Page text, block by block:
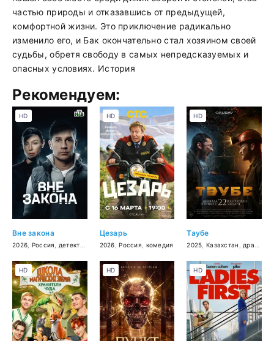
частью природы и отказавшись от предыдущей,
комфортной жизни. Это приключение радикально
изменило его, и Бак окончательно стал хозяином своей
судьбы, обретя свободу в самых непредсказуемых и
опасных условиях. История
Рекомендуем:
Вне закона
2026 Россия детектив боевик, криминал,драма
HD
Цезарь
2026 ,Россия комедия
HD
Таубе
2025 Казахстан драма
HD
HD HD HD